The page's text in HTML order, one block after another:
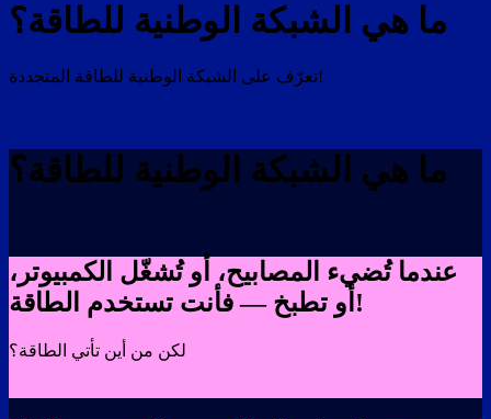
ما هي الشبكة الوطنية للطاقة؟
تعرّف على الشبكة الوطنية للطاقة المتجددة!
ما هي الشبكة الوطنية للطاقة؟
عندما تُضيء المصابيح، أو تُشغّل الكمبيوتر،
أو تطبخ — فأنت تستخدم الطاقة!
لكن من أين تأتي الطاقة؟